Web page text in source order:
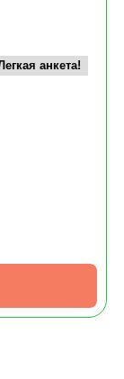
анкета!